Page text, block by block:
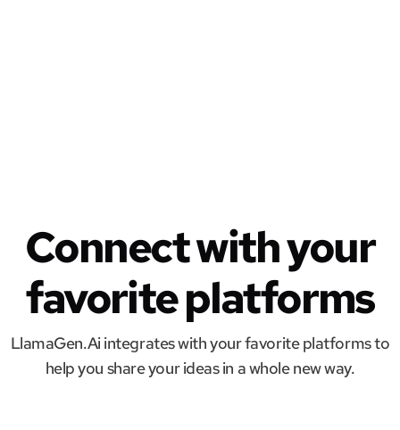
Connect with your
favorite platforms
LlamaGen.Ai integrates with your favorite platforms to
help you share your ideas in a whole new way.